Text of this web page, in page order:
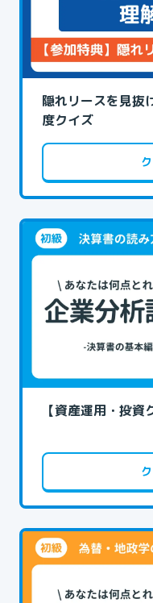
隠れリースを見抜
度クイズ
【資産運用・投